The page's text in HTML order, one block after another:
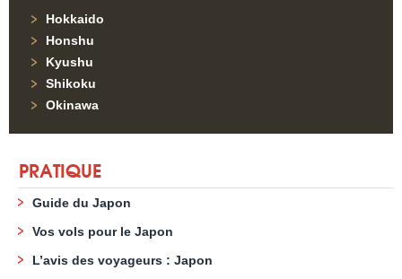
Hokkaido
Honshu
Kyushu
Shikoku
Okinawa
PRATIQUE
Guide du Japon
Vos vols pour le Japon
L’avis des voyageurs : Japon